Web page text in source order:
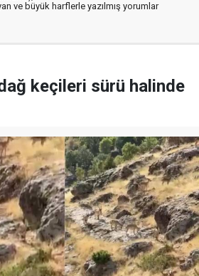
ve büyük harflerle yazılmış yorumlar
keçileri sürü halinde